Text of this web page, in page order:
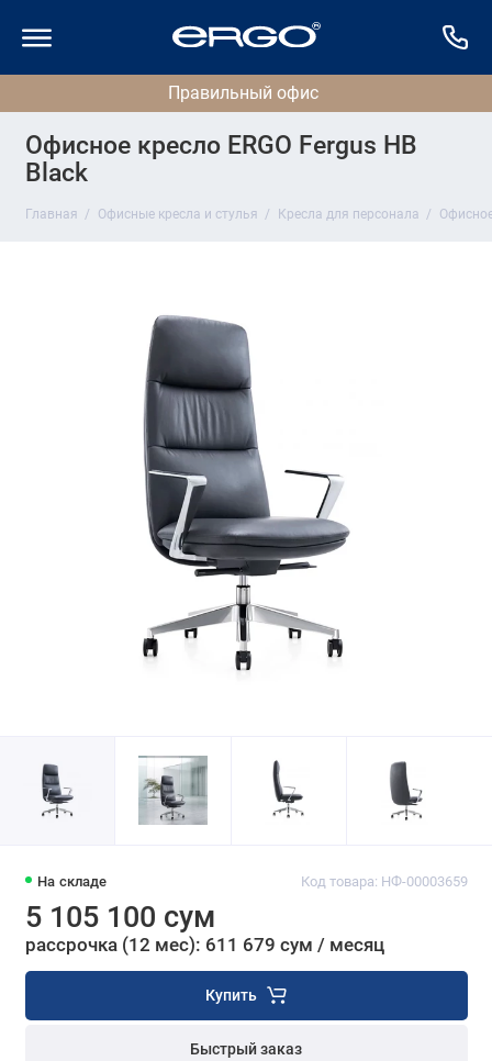
Офисное кресло ERGO Fergus HB
Black
Главная Офисные кресла и стулья Кресла для персонала
На складе Код товара: НФ-00003659
5 105 100 сум
рассрочка (12 мес): 611 679 сум / месяц
Купить
Быстрый заказ